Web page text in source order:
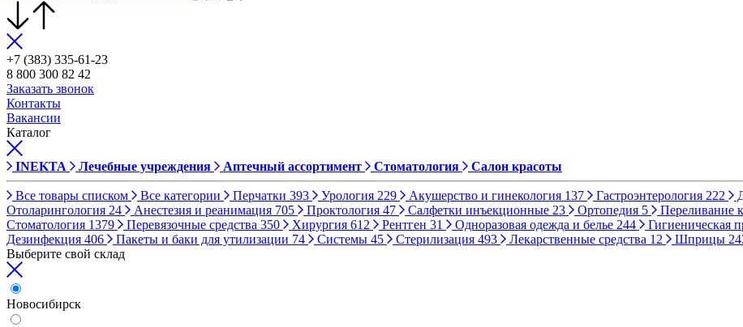
+7 (383) 335-61-23
8 800 300 82 42
Заказать звонок
Контакты
Вакансии
Каталог
INEKTA Лечебные учреждения Аптечный ассортимент Стоматология Салон красоты
Все товары списком Все категории Перчатки 393 Урология 229 Акушерство и гинекология 137 Гастроэнтерология 222
Отоларингология 24 Анестезия и реанимация 705 Проктология 47 Салфетки инъекционные 23 Ортопедия 5 Переливание
Стоматология 1379 Перевязочные средства 350 Хирургия 612 Рентген 31 Одноразовая одежда и белье 244 Гигиеническая
Дезинфекция 406 Пакеты и баки для утилизации 74 Системы 45 Стерилизация 493 Лекарственные средства 12 Шприцы
Выберите свой склад
Новосибирск